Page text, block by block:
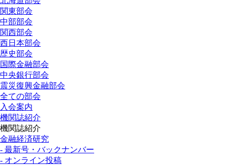
関東部会
中部部会
関西部会
西日本部会
歴史部会
国際金融部会
中央銀行部会
震災復興金融部会
全ての部会
入会案内
機関誌紹介
機関誌紹介
金融経済研究
- 最新号・バックナンバー
- オンライン投稿